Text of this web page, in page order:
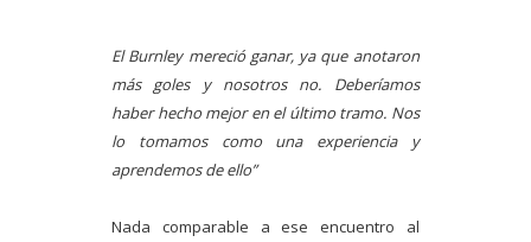
El Burnley mereció ganar, ya que anotaron
más goles y nosotros no. Deberíamos
haber hecho mejor en el último tramo. Nos
lo tomamos como una experiencia y
aprendemos de ello”
Nada comparable a ese encuentro al